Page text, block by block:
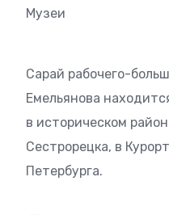
Музеи
Сарай рабочего-
Емельянова
в историческом
Сестрорецка, в
Петербурга.